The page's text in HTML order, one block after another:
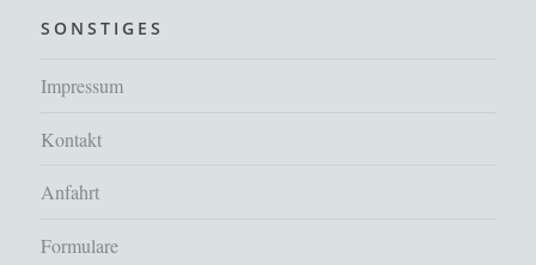
SONSTIGES
Impressum
Kontakt
Anfahrt
Formulare